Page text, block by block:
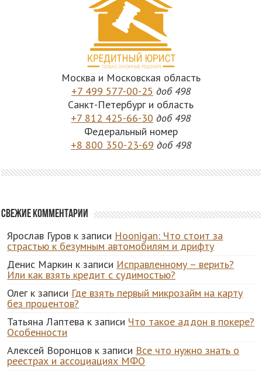
Москва и Московская область
+7 499 577-00-25 доб 498
Санкт-Петербург и область
+7 812 425-66-30 доб 498
Федеральный номер
+8 800 350-23-69 доб 498
Свежие комментарии
Ярослав Гуров к записи Hoonigan: Что стоит за
страстью к безумным автомобилям и дрифту
Денис Маркин к записи Исправленному – верить?
Или как взять кредит с судимостью?
Олегк записи Где взять первый микрозайм на карту
без процентов?
Татьяна Лаптева к записи Что такое аддон в покере?
Особенности
Алексей Воронцов к записи Все что нужно знать о
реестрах и ассоциациях МФО